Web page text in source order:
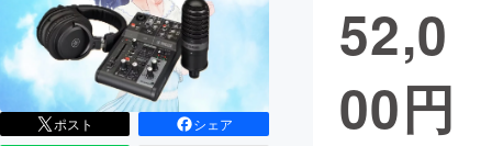
テクノロジー・ガジェット ゲーム・サ
映像・映画
ポスト
シェア
52,0
00円